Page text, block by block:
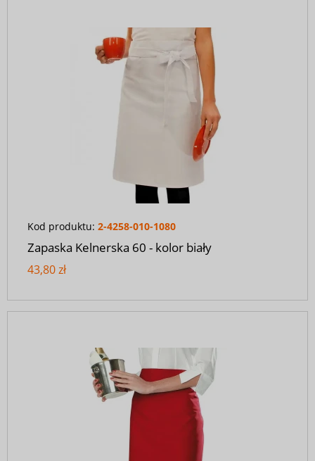
Kod produktu: 2-4258-010-1080
Zapaska Kelnerska 60 - kolor biały
43,80 zł